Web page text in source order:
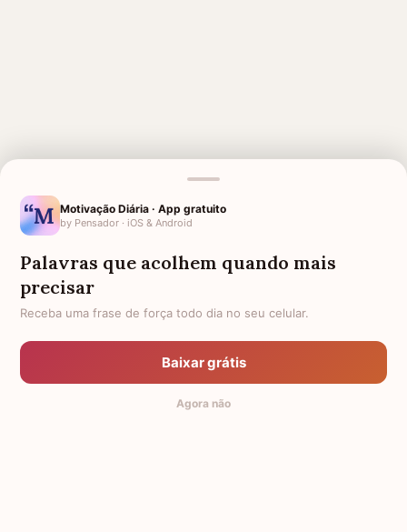
MENSAGENS RELACIONADAS
CONFORTO PARA MÃE QUE
AMIGA QUE PERDEU A MÃE
CONFORTO PARA MÃE QUE
FORÇA PARA MÃE COM FILHO
AMIGO QUE PERDEU A MÃE
HOMENAGEM PARA MÃE
CARTA PARA MÃE FALECIDA
Motivação Diária · App gratuito
by Pensador · iOS & Android
Palavras que acolhem quando mais
precisar
Receba uma frase de força todo dia no seu celular.
Baixar grátis
Agora não